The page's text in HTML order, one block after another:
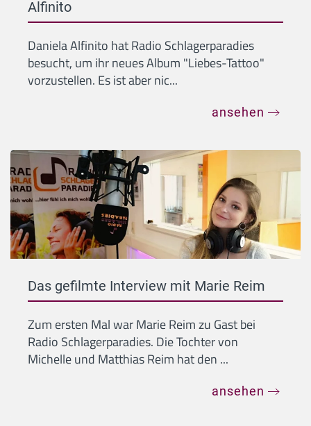
Alfinito
Daniela Alfinito hat Radio Schlagerparadies
besucht, um ihr neues Album "Liebes-Tattoo"
vorzustellen. Es ist aber nic...
ansehen
Das gefilmte Interview mit Marie Reim
Zum ersten Mal war Marie Reim zu Gast bei
Radio Schlagerparadies. Die Tochter von
Michelle und Matthias Reim hat den ...
ansehen